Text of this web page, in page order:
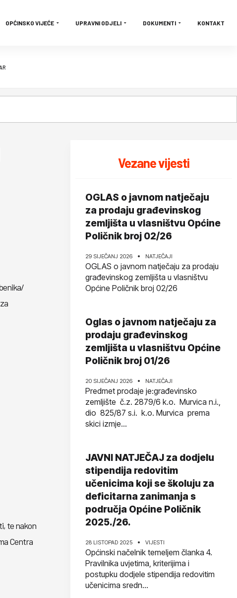
OPĆINSKO VIJEĆE UPRAVNI ODJELI DOKUMENTI KONTAKT
te nakon
Centra
Vezane vijesti
OGLAS o javnom natječaju
za prodaju građevinskog
zemljišta u vlasništvu Općine
Poličnik broj 02/26
29 SIJEČANJ 2026 NATJEČAJI
OGLAS o javnom natječaju za prodaju
građevinskog zemljišta u vlasništvu
Općine Poličnik broj 02/26
Oglas o javnom natječaju za
prodaju građevinskog
zemljišta u vlasništvu Općine
Poličnik broj 01/26
20 SIJEČANJ 2026 NATJEČAJI
Predmet prodaje je:građevinsko
zemljište č.z. 2879/6 k.o. Murvica n.i.,
dio 825/87 s.i. k.o. Murvica prema
skici izmje...
JAVNI NATJEČAJ za dodjelu
stipendija redovitim
učenicima koji se školuju za
deficitarna zanimanja s
područja Općine Poličnik
2025./26.
28 LISTOPAD 2025 VIJESTI
Općinski načelnik temeljem članka 4.
Pravilnika uvjetima, kriterijima i
postupku dodjele stipendija redovitim
učenicima sredn...